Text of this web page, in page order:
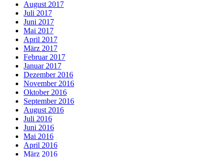
August 2017
Juli 2017
Juni 2017
Mai 2017
April 2017
März 2017
Februar 2017
Januar 2017
Dezember 2016
November 2016
Oktober 2016
September 2016
August 2016
Juli 2016
Juni 2016
Mai 2016
April 2016
März 2016